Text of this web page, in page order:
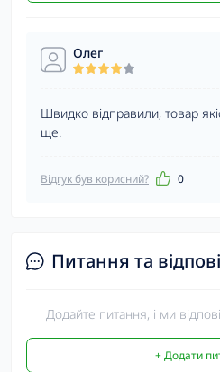
Олег
Швидко відправили, товар
ще.
Відгук був корисний? 0
Питання та
Додайте питання, і ми
+ Додати